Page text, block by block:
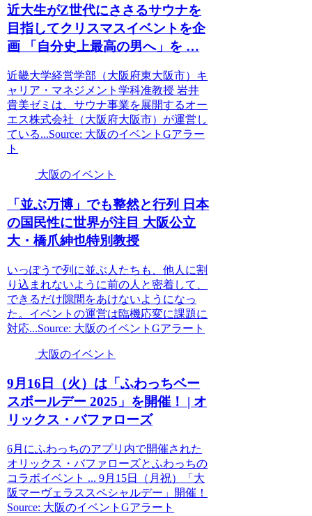
近大生がZ世代にささるサウナを
目指してクリスマスイベント を企
画 「自分史上最高の男へ」を …
近畿大学経営学部（大阪府東大阪市）キ
ャリア・マネジメント学科准教授 岩井
貴美ゼミは、サウナ事業を展開するオー
エス株式会社（大阪府大阪市）が運営し
ている...Source: 大阪のイベントGアラー
ト
大阪のイベント
「並ぶ万博」でも整然と行列 日本
の国民性に世界が注目 大阪公立
大・橋爪紳也特別教授
いっぽうで列に並ぶ人たちも、他人に割
り込まれないように前の人と密着して、
できるだけ隙間をあけないようになっ
た。イベントの運営は臨機応変に課題に
対応...Source: 大阪のイベントGアラート
大阪のイベント
9月16日（火）は「ふわっちベー
スボールデー 2025」を開催！ | オ
リックス・バファローズ
6月にふわっちのアプリ内で開催された
オリックス・バファローズとふわっちの
コラボイベント ... 9月15日（月祝）「大
阪マーヴェラススペシャルデー」開催！
Source: 大阪のイベントGアラート